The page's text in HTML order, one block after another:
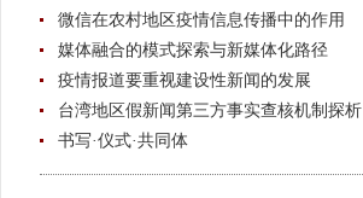
微信在农村地区疫情信息传播中的作用
媒体融合的模式探索与新媒体化路径
疫情报道要重视建设性新闻的发展
台湾地区假新闻第三方事实查核机制探析
书写·仪式·共同体